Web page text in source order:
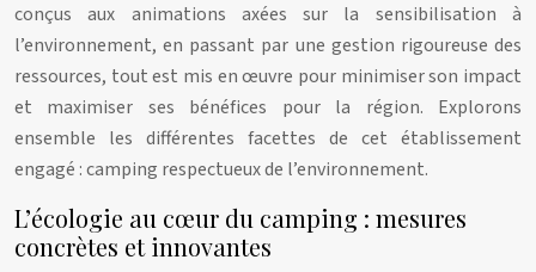
conçus aux animations axées sur la sensibilisation à
l’environnement, en passant par une gestion rigoureuse des
ressources, tout est mis en œuvre pour minimiser son impact
et maximiser ses bénéfices pour la région. Explorons
ensemble les différentes facettes de cet établissement
engagé : camping respectueux de l’environnement.
L’écologie au cœur du camping : mesures
concrètes et innovantes